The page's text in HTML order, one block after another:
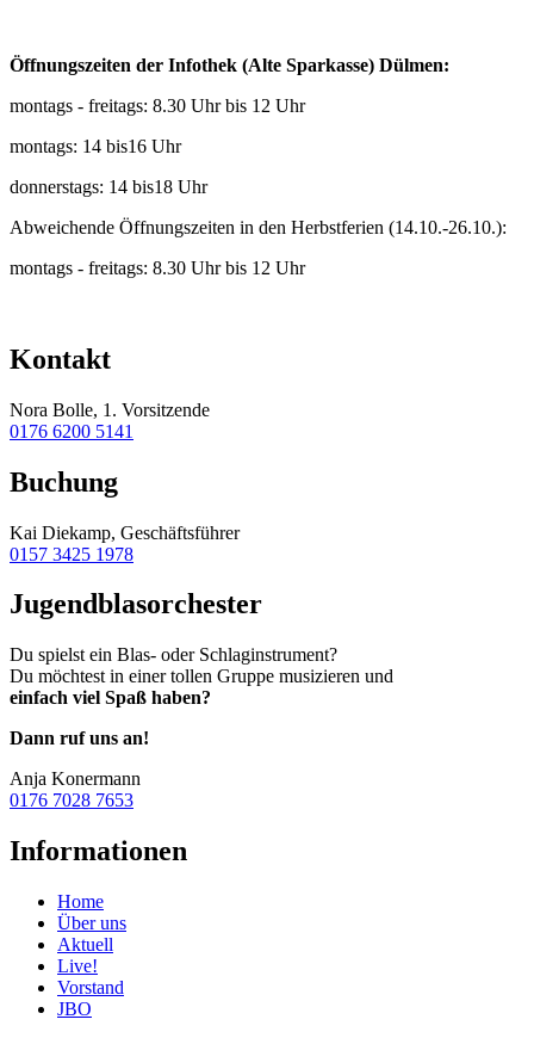
Öffnungszeiten der Infothek (Alte Sparkasse) Dülmen:
montags - freitags: 8.30 Uhr bis 12 Uhr
montags: 14 bis16 Uhr
donnerstags: 14 bis18 Uhr
Abweichende Öffnungszeiten in den Herbstferien (14.10.-26.10.):
montags - freitags: 8.30 Uhr bis 12 Uhr
Kontakt
Nora Bolle, 1. Vorsitzende
0176 6200 5141
Buchung
Kai Diekamp, Geschäftsführer
0157 3425 1978
Jugendblasorchester
Du spielst ein Blas- oder Schlaginstrument?
Du möchtest in einer tollen Gruppe musizieren und
einfach viel Spaß haben?
Dann ruf uns an!
Anja Konermann
0176 7028 7653
Informationen
Home
Über uns
Aktuell
Live!
Vorstand
JBO